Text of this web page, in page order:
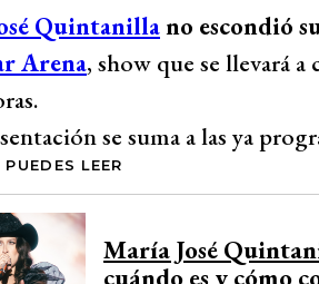
Quintanilla anunció con
para el 20 de octubre,
tras el exitoso lanzamiento
surgió la idea de esta nueva
Además, reveló la reacción
musical. Quintanilla hizo
entradas estarán
Desarrollado por
Quintanillano escondió
Arena, show que se llevará
se suma a las ya
LEER
María José
cuándo es y cómo